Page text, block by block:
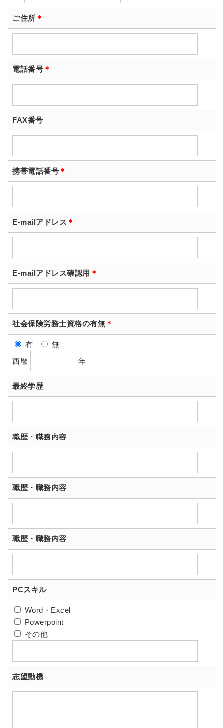
ご住所 ＊
電話番号 ＊
FAX番号
携帯電話番号 ＊
E-mailアドレス ＊
E-mailアドレス確認用 ＊
社会保険労務士資格の有無 ＊
有
無
西暦
年
最終学歴
職歴・職務内容
職歴・職務内容
職歴・職務内容
PCスキル
Word・Excel
Powerpoint
その他
志望動機